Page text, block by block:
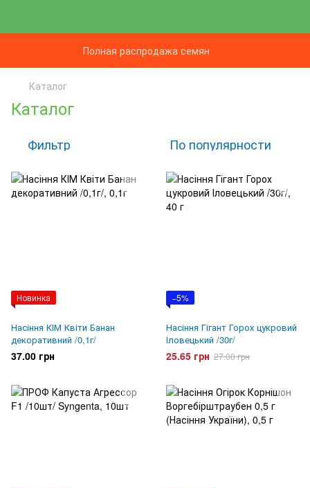
Полная распродажа семян
Каталог
Каталог
Фильтр По популярности
Новинка
Насіння КІМ Квіти Банан
декоративний /0,1г/
37.00 грн
−5%
Насіння Гігант Горох цукровий
Іловецький /30г/
25.65 грн 27.00 грн